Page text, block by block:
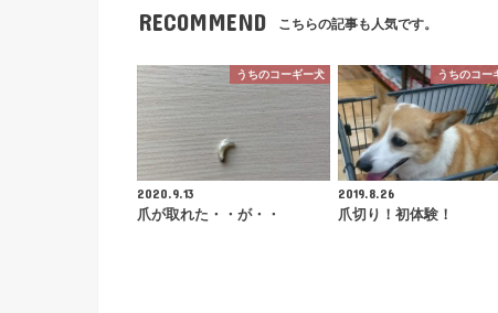
RECOMMEND こちらの記事も人気です。
うちのコーギー犬
2020.9.13
爪が取れた・・が・・
うちのコー
2019.8.26
爪切り！初体験！